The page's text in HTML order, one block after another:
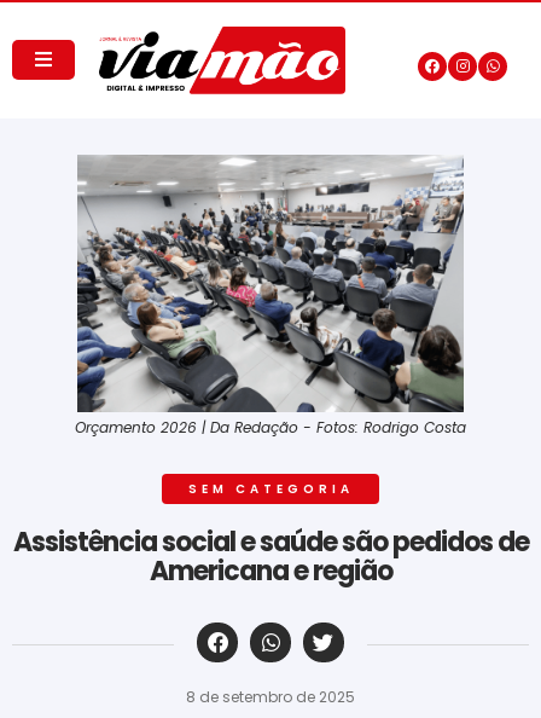
Orçamento 2026 | Da Redação - Fotos: Rodrigo Costa
SEM CATEGORIA
Assistência social e saúde são pedidos de
Americana e região
‎ ‎ ‎ ‎ ‎ ‎ ‎ ‎ ‎ ‎ ‎ ‎ ‎ ‎ ‎ ‎ ‎ ‎ ‎ ‎ ‎ ‎ ‎ ‎ ‎ ‎ ‎ ‎ ‎ ‎ ‎
8 de setembro de 2025